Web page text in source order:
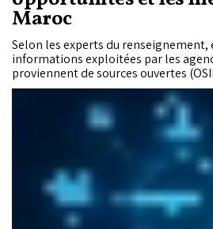
Maroc
Selon les experts du renseignement,
informations exploitées par les
proviennent de sources ouvertes
révélateur de l’importance de cette
collecter, analyser et exploiter des
public afin de produire un
prise de décision. Avec l’essor du
technologies d’intelligence
une croissance rapide. Désormais,
de simples données publiques,
complexes ou anticiper des
environnement régional marqué par
croissants, notamment dans la